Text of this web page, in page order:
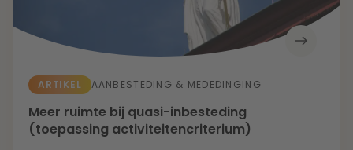
ARTIKEL AANBESTEDING & MEDEDINGING
Meer ruimte bij quasi-inbesteding
(toepassing activiteitencriterium)